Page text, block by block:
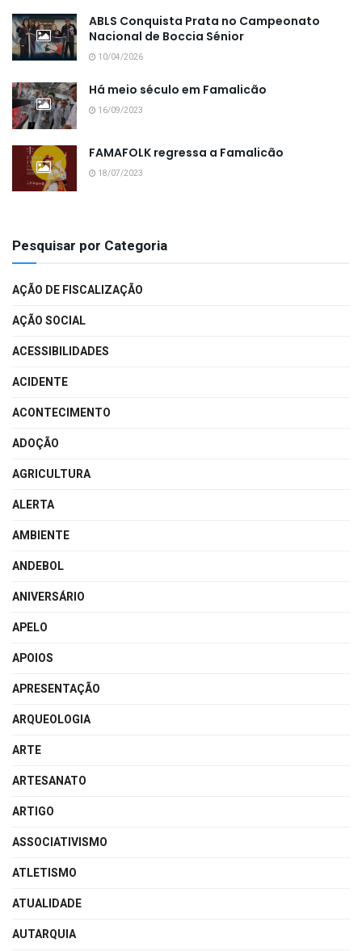
ABLS Conquista Prata no Campeonato
Nacional de Boccia Sénior
10/04/2026
Há meio século em Famalicão
16/09/2023
FAMAFOLK regressa a Famalicão
18/07/2023
Pesquisar por Categoria
AÇÃO DE FISCALIZAÇÃO
AÇÃO SOCIAL
ACESSIBILIDADES
ACIDENTE
ACONTECIMENTO
ADOÇÃO
AGRICULTURA
ALERTA
AMBIENTE
ANDEBOL
ANIVERSÁRIO
APELO
APOIOS
APRESENTAÇÃO
ARQUEOLOGIA
ARTE
ARTESANATO
ARTIGO
ASSOCIATIVISMO
ATLETISMO
ATUALIDADE
AUTARQUIA